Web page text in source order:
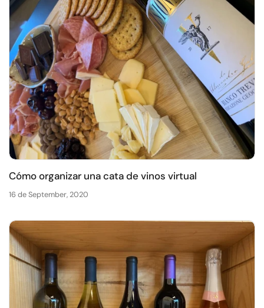
Cómo organizar una cata de vinos virtual
16 de September, 2020